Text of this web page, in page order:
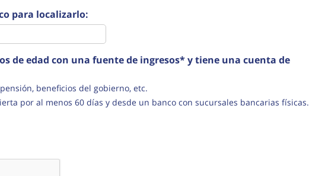
para localizarlo:
de edad con una fuente de ingresos* y tiene una cuenta de
Empleo, pensión, beneficios del gobierno, etc.
por al menos 60 días y desde un banco con sucursales bancarias físicas.